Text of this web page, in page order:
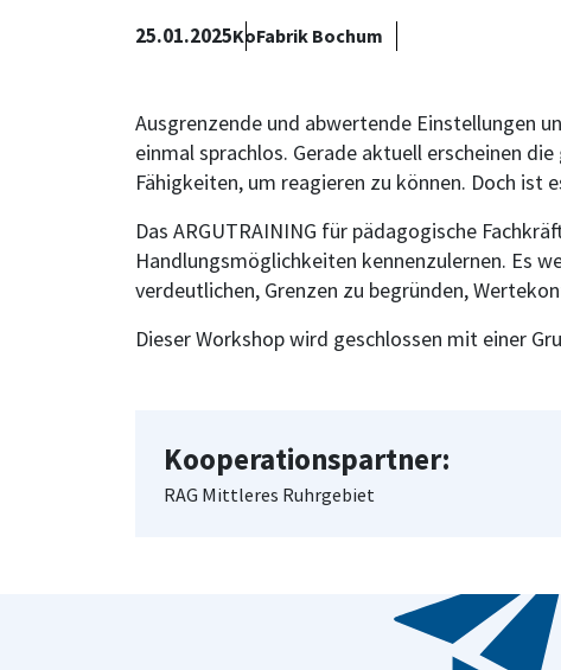
25.01.2025KoFabrik Bochum
Ausgrenzende und abwertende Einstellungen
einmal sprachlos. Gerade aktuell erscheinen
Fähigkeiten, um reagieren zu können. Doch
Das ARGUTRAINING für pädagogische
Handlungsmöglichkeiten kennenzulernen. Es
verdeutlichen, Grenzen zu begründen,
Dieser Workshop wird geschlossen mit einer
Kooperationspartner:
RAG Mittleres Ruhrgebiet